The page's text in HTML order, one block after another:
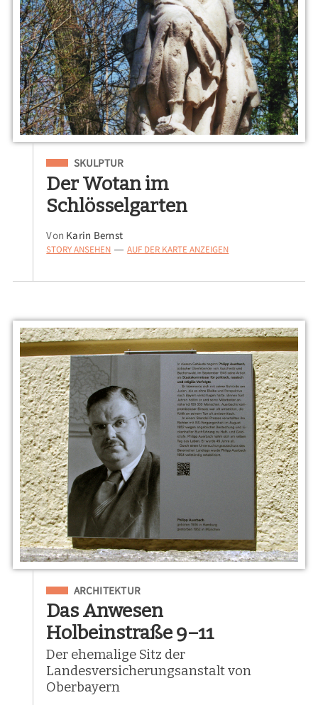
Eingeordnet unter
SKULPTUR
Der Wotan im
Schlösselgarten
Von Karin Bernst
STORY ANSEHEN — AUF DER KARTE ANZEIGEN
Eingeordnet unter
ARCHITEKTUR
Das Anwesen
Holbeinstraße 9–11
Der ehemalige Sitz der
Landesversicherungsanstalt von
Oberbayern